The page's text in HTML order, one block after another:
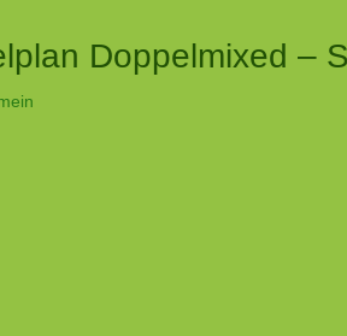
Doppelmixed –